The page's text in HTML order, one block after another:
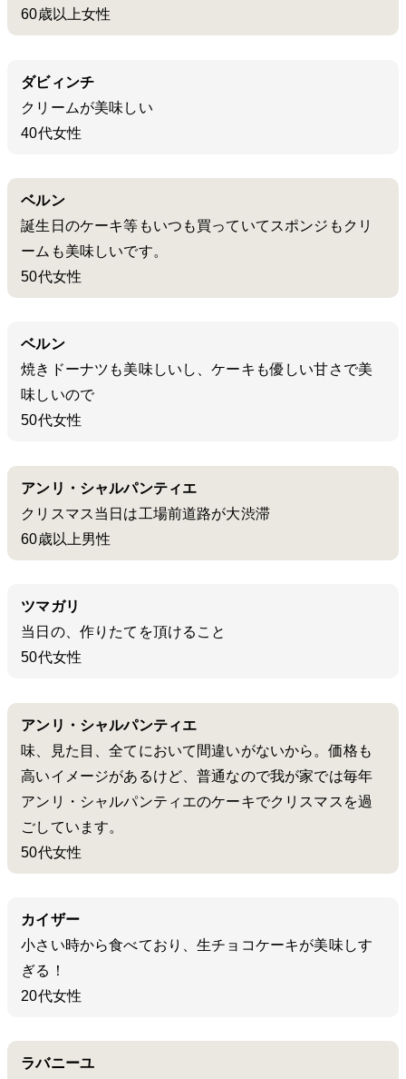
60歳以上女性
ダビィンチ
クリームが美味しい
40代女性
ベルン
誕生日のケーキ等もいつも買っていてスポンジもクリ
ームも美味しいです。
50代女性
ベルン
焼きドーナツも美味しいし、ケーキも優しい甘さで美
味しいので
50代女性
アンリ・シャルパンティエ
クリスマス当日は工場前道路が大渋滞
60歳以上男性
ツマガリ
当日の、作りたてを頂けること
50代女性
アンリ・シャルパンティエ
味、見た目、全てにおいて間違いがないから。価格も
高いイメージがあるけど、普通なので我が家では毎年
アンリ・シャルパンティエのケーキでクリスマスを過
ごしています。
50代女性
カイザー
小さい時から食べており、生チョコケーキが美味しす
ぎる！
20代女性
ラバニーユ